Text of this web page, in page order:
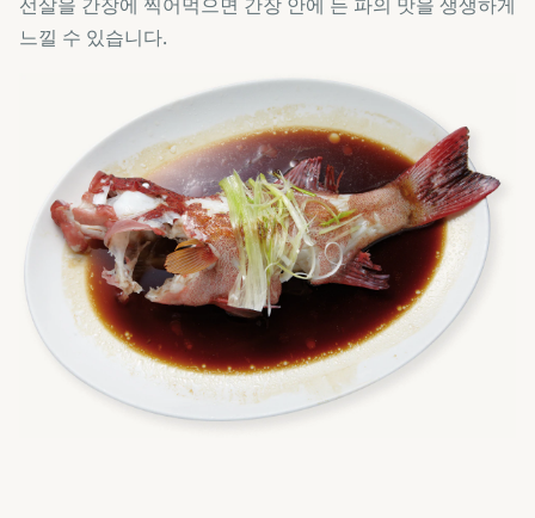
느낄 수 있습니다.